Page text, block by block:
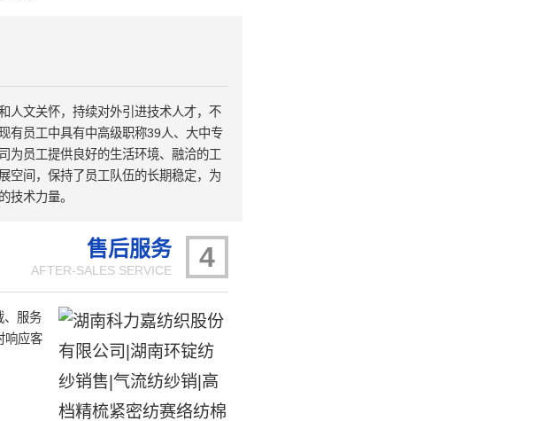
人文关怀，持续对外引进技术人才，不
有员工中具有中高级职称39人、大中专
为员工提供良好的生活环境、融洽的工
空间，保持了员工队伍的长期稳定，为
技术力量。
4
售后服务
AFTER-SALES SERVICE
、服务
响应客